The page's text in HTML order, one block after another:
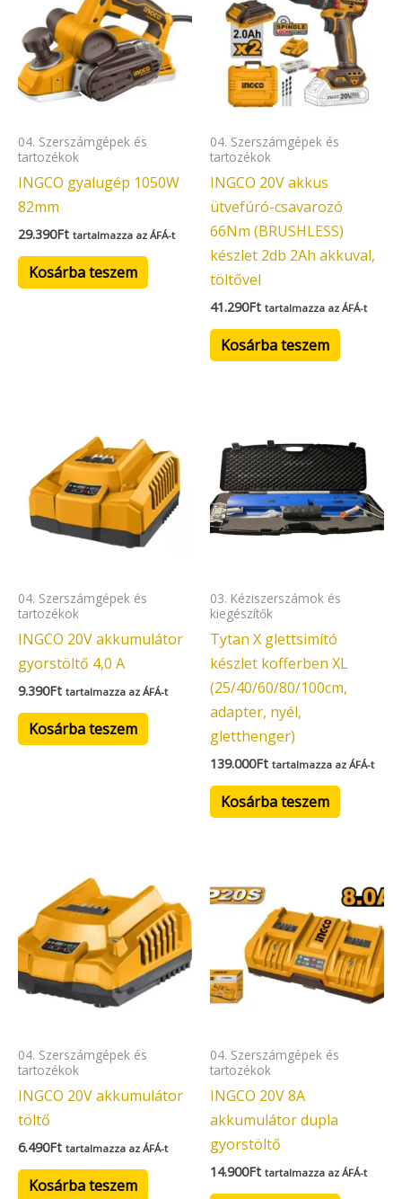
04. Szerszámgépek és
tartozékok
INGCO gyalugép 1050W
82mm
29.390Ft tartalmazza az ÁFÁ-t
Kosárba teszem
04. Szerszámgépek és
tartozékok
INGCO 20V akkus
ütvefúró-csavarozó
66Nm (BRUSHLESS)
készlet 2db 2Ah akkuval,
töltővel
41.290Ft tartalmazza az ÁFÁ-t
Kosárba teszem
04. Szerszámgépek és
tartozékok
INGCO 20V akkumulátor
gyorstöltő 4,0 A
9.390Ft tartalmazza az ÁFÁ-t
Kosárba teszem
03. Kéziszerszámok és
kiegészítők
Tytan X glettsimító
készlet kofferben XL
(25/40/60/80/100cm,
adapter, nyél,
gletthenger)
139.000Ft tartalmazza az ÁFÁ-t
Kosárba teszem
04. Szerszámgépek és
tartozékok
INGCO 20V akkumulátor
töltő
6.490Ft tartalmazza az ÁFÁ-t
Kosárba teszem
04. Szerszámgépek és
tartozékok
INGCO 20V 8A
akkumulátor dupla
gyorstöltő
14.900Ft tartalmazza az ÁFÁ-t